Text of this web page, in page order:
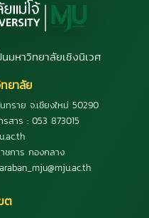
มหาวิทยาลัยเชิงนิเวศ
ยาลัย
ราย จ.เชียงใหม่ 50290
สาร : 053 873015
ชการ กองกลาง
ต